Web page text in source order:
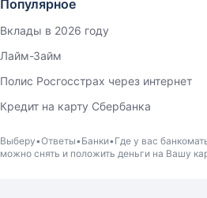
Популярное
Вклады в 2026 году
Лайм-Займ
Полис Росгосстрах через интернет
Кредит на карту Сбербанка
Выберу Ответы Банки Где у вас
можно снять и положить деньги на Вашу